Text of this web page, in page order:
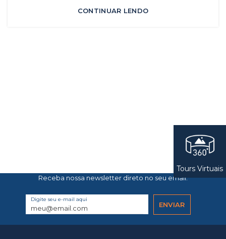
CONTINUAR LENDO
Receba nossa newsletter direto no seu email.
Digite seu e-mail aqui
Tours Virtuais